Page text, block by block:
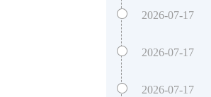
2026-07-17
2026-07-17
2026-07-17